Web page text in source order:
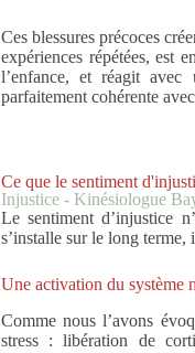
Ces blessures précoces
expériences répétées, est
l’enfance, et réagit avec
parfaitement cohérente
Ce que le sentiment
Injustice - Kinésiologue
Le sentiment d’injustice
s’installe sur le long terme,
Une activation du système
Comme nous l’avons
stress : libération de